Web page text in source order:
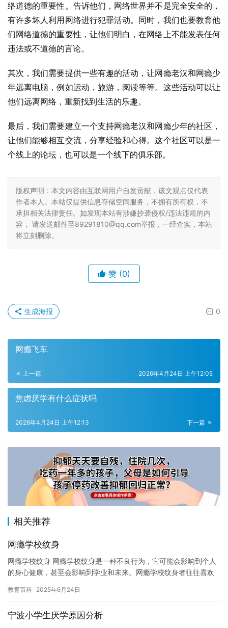
络道德的重要性。告诉他们，网络世界并不是完全安全的，
有许多坏人利用网络进行犯罪活动。同时，我们也要教育他
们网络道德的重要性，让他们明白，在网络上不能发表任何
违法或不道德的言论。
其次，我们需要提供一些有趣的活动，让网瘾老汉和网瘾少
年远离电脑，例如运动，旅游，阅读等等。这些活动可以让
他们远离网络，重新找到生活的乐趣。
最后，我们需要建立一个支持网瘾老汉和网瘾少年的社区，
让他们能够相互交流，分享经验和心得。这个社区可以是一
个线上的论坛，也可以是一个线下的俱乐部。
版权声明：本文内容由互联网用户自发贡献，该文观点仅代表
作者本人。本站仅提供信息存储空间服务，不拥有所有权，不
承担相关法律责任。如发现本站有涉嫌抄袭侵权/违法违规的内
容， 请发送邮件至89291810@qq.com举报，一经查实，本站
将立刻删除。
赞 (0)
0
生成海报
网瘾飞车
上一篇 2026年4月24日 上午12:05
焦虑厌学有什么症状吗
下一篇
2026年4月24日 上午12:13
相关推荐
网瘾学校纹身
网瘾学校纹身 网瘾学校纹身是一种不良行为，它可能会影响到个人
的身心健康，甚至会影响到学业和未来。网瘾学校纹身者往往喜欢
然而…
教育百科 2025年6月24日
宁波小学生厌学原因分析